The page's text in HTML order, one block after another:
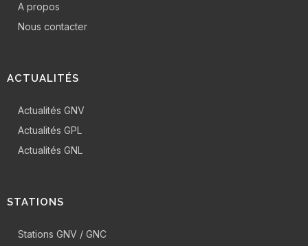
A propos
Nous contacter
ACTUALITÉS
Actualités GNV
Actualités GPL
Actualités GNL
STATIONS
Stations GNV / GNC